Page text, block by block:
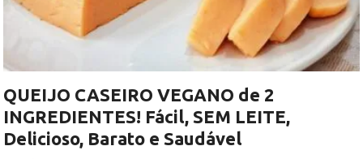
QUEIJO CASEIRO VEGANO de 2
INGREDIENTES! Fácil, SEM LEITE,
Delicioso, Barato e Saudável